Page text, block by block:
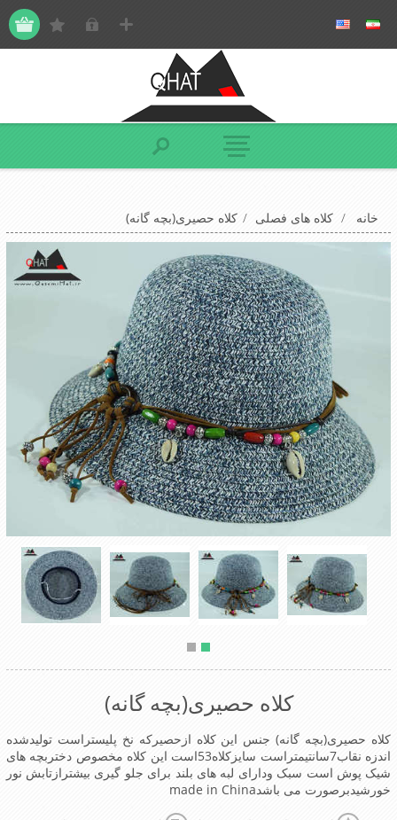
خانه / کلاه های فصلی / کلاه حصیری(بچه گانه)
کلاه حصیری(بچه گانه)
کلاه حصیری(بچه گانه) جنس این کلاه ازحصیرکه نخ پلیستراست تولیدشده
اندزه نقاب7سانتیمتراست سایزکلاه53است این کلاه مخصوص دختربچه های
شیک پوش است سبک ودارای لبه های بلند برای جلو گیری بیشترازتابش نور
خورشیدبرصورت می باشدmade in China